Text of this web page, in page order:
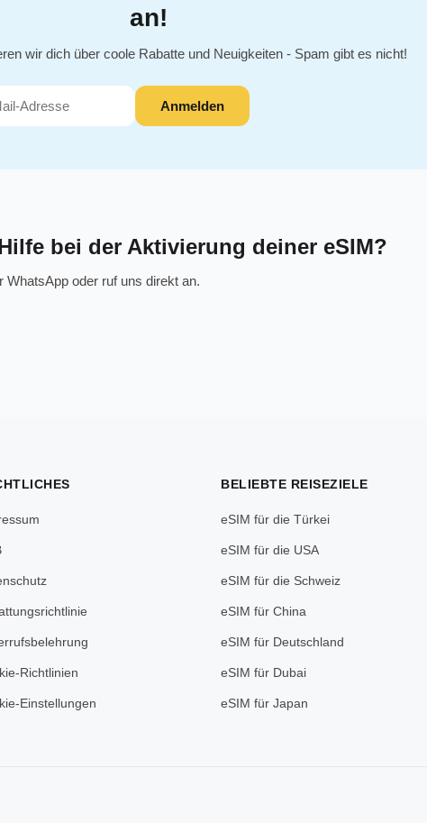
an!
wir dich über coole Rabatte und Neuigkeiten - Spam gibt es nicht!
Anmelden
bei der Aktivierung deiner eSIM?
WhatsApp oder ruf uns direkt an.
Richtlinien
Einstellungen
BELIEBTE REISEZIELE
eSIM für die Türkei
eSIM für die USA
eSIM für die Schweiz
eSIM für China
eSIM für Deutschland
eSIM für Dubai
eSIM für Japan